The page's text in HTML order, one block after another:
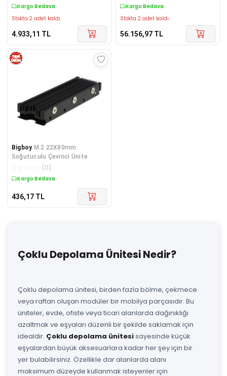
Kargo Bedava
Stokta 2 adet kaldı.
4.933,11 TL
3.2 x3
Kargo Bedava
Stokta 2 adet kaldı.
56.156,97 TL
Bigboy M.2 22X80mm
Soğutuculu Çevirici Ünite
(0)
Kargo Bedava
436,17 TL
Çoklu Depolama Ünitesi Nedir?
Çoklu depolama ünitesi, birden fazla bölme, çekmece
veya raftan oluşan modüler bir mobilya parçasıdır. Bu
üniteler, evde, ofiste veya ticari alanlarda dağınıklığı
azaltmak ve eşyaları düzenli bir şekilde saklamak için
idealdir. Çoklu depolama ünitesisayesinde küçük
eşyalardan büyük aksesuarlara kadar her şey için bir
yer bulabilirsiniz. Özellikle dar alanlarda alanı
maksimum düzeyde kullanmak isteyenler için